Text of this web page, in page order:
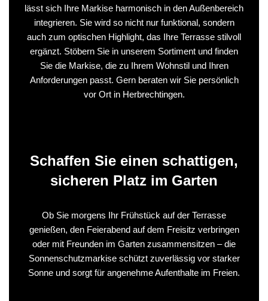
lässt sich Ihre Markise harmonisch in den Außenbereich
integrieren. Sie wird so nicht nur funktional, sondern
auch zum optischen Highlight, das Ihre Terrasse stilvoll
ergänzt. Stöbern Sie in unserem Sortiment und finden
Sie die Markise, die zu Ihrem Wohnstil und Ihren
Anforderungen passt. Gern beraten wir Sie persönlich
vor Ort in Herbrechtingen.
Schaffen Sie einen schattigen,
sicheren Platz im Garten
Ob Sie morgens Ihr Frühstück auf der Terrasse
genießen, den Feierabend auf dem Freisitz verbringen
oder mit Freunden im Garten zusammensitzen – die
Sonnenschutzmarkise schützt zuverlässig vor starker
Sonne und sorgt für angenehme Aufenthalte im Freien.